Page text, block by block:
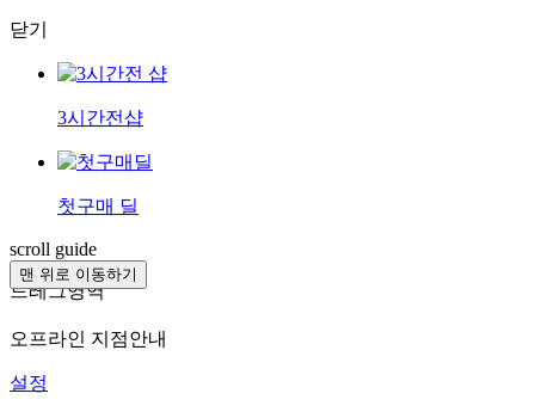
맨 위로 이동하기
닫기
3시간전샵
첫구매 딜
scroll guide
드레그영역
오프라인 지점안내
설정